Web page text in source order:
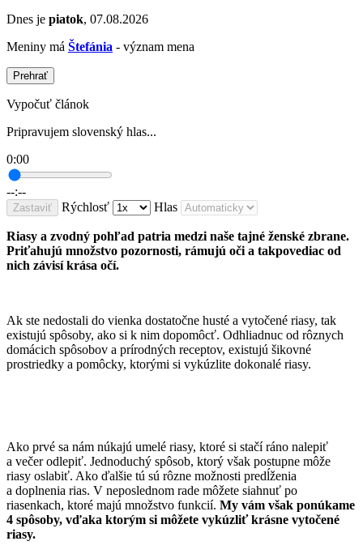
Dnes je piatok, 07.08.2026
Meniny má Štefánia - význam mena
Prehrať
Vypočuť článok
Pripravujem slovenský hlas...
0:00
--:--
Zastaviť Rýchlosť Hlas
Riasy a zvodný pohľad patria medzi naše tajné ženské zbrane.
Priťahujú množstvo pozornosti, rámujú oči a takpovediac od
nich závisí krása očí.
Ak ste nedostali do vienka dostatočne husté a vytočené riasy, tak
existujú spôsoby, ako si k nim dopomôcť. Odhliadnuc od rôznych
domácich spôsobov a prírodných receptov, existujú šikovné
prostriedky a pomôcky, ktorými si vykúzlite dokonalé riasy.
Ako prvé sa nám núkajú umelé riasy, ktoré si stačí ráno nalepiť
a večer odlepiť. Jednoduchý spôsob, ktorý však postupne môže
riasy oslabiť. Ako ďalšie tú sú rôzne možnosti predĺženia
a doplnenia rias. V neposlednom rade môžete siahnuť po
riasenkach, ktoré majú množstvo funkcií. My vám však ponúkame
4 spôsoby, vďaka ktorým si môžete vykúzliť krásne vytočené
riasy.